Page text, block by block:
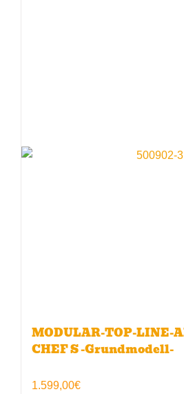
MODULAR-TOP-LINE-
CHEF S -Grundmodell-
1.599,00€